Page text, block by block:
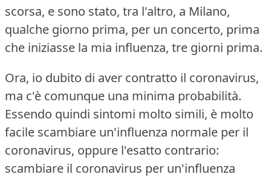
scorsa, e sono stato, tra l'altro, a Milano,
qualche giorno prima, per un concerto, prima
che iniziasse la mia influenza, tre giorni prima.
Ora, io dubito di aver contratto il coronavirus,
ma c'è comunque una minima probabilità.
Essendo quindi sintomi molto simili, è molto
facile scambiare un'influenza normale per il
coronavirus, oppure l'esatto contrario:
scambiare il coronavirus per un'influenza